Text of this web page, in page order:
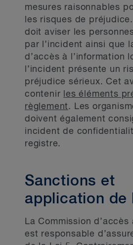
mesures raisonnables
les risques de
doit aviser les
par l’incident ainsi que
d’accès à l’information
l’incident présente un
préjudice sérieux. Cet
contenir
les éléments
règlement. Les
doivent également
incident de
registre.
Sanctions et
application de
La Commission d’accès
est responsable